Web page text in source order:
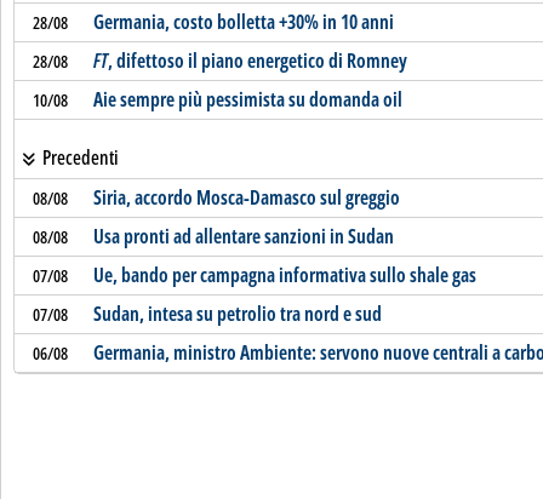
28/08 Germania, costo bolletta +30% in 10 anni
28/08 FT, difettoso il piano energetico di Romney
10/08 Aie sempre più pessimista su domanda oil
Precedenti
08/08 Siria, accordo Mosca-Damasco sul greggio
08/08 Usa pronti ad allentare sanzioni in Sudan
07/08 Ue, bando per campagna informativa sullo shale gas
07/08 Sudan, intesa su petrolio tra nord e sud
06/08 Germania, ministro Ambiente: servono nuove centrali a